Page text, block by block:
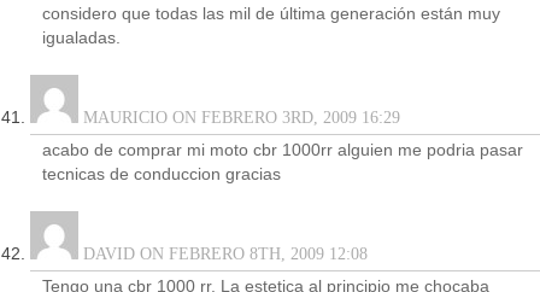
considero que todas las mil de última generación están muy
igualadas.
MAURICIO ON FEBRERO 3RD, 2009 16:29
acabo de comprar mi moto cbr 1000rr alguien me podria pasar
tecnicas de conduccion gracias
DAVID ON FEBRERO 8TH, 2009 12:08
Tengo una cbr 1000 rr. La estetica al principio me chocaba